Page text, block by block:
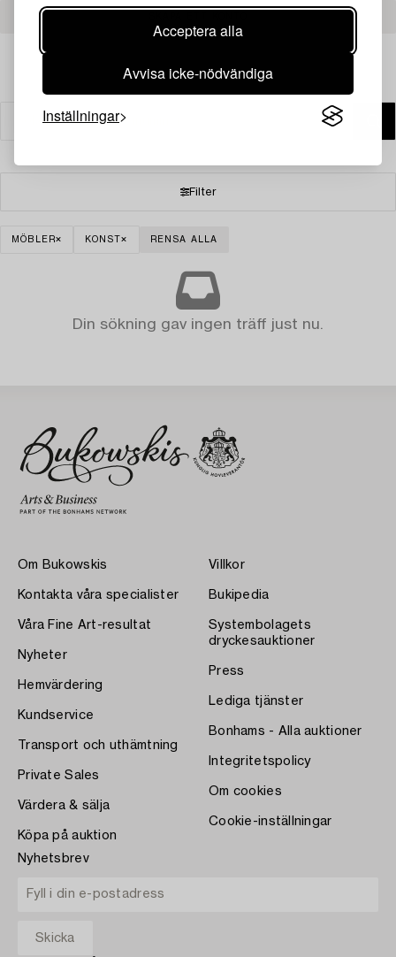
Acceptera alla
Avvisa icke-nödvändiga
Inställningar
Filter
MÖBLER KONST RENSA ALLA
Din sökning gav ingen träff just nu.
Om Bukowskis
Kontakta våra specialister
Våra Fine Art-resultat
Nyheter
Hemvärdering
Kundservice
Transport och uthämtning
Private Sales
Värdera & sälja
Köpa på auktion
Villkor
Bukipedia
Systembolagets
dryckesauktioner
Press
Lediga tjänster
Bonhams - Alla auktioner
Integritetspolicy
Om cookies
Cookie-inställningar
Nyhetsbrev